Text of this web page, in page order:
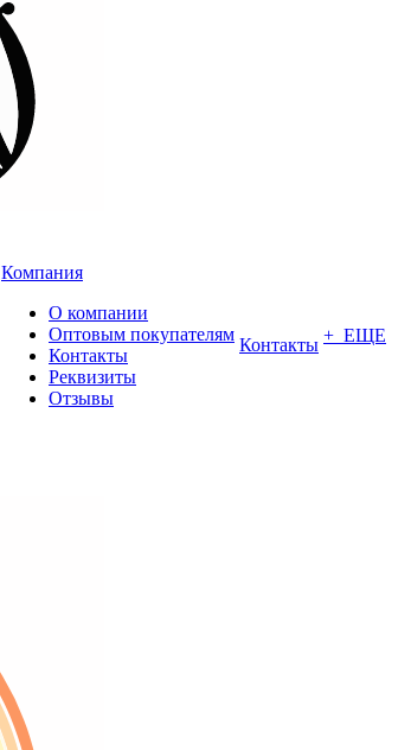
Компания
О компании
Оптовым покупателям
Контакты
Реквизиты
Отзывы
Контакты + ЕЩЕ